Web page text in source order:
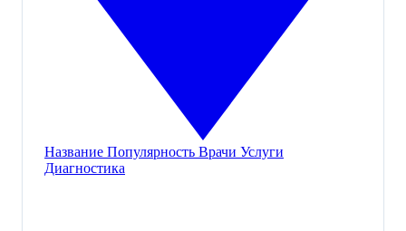
Название Популярность Врачи Услуги
Диагностика